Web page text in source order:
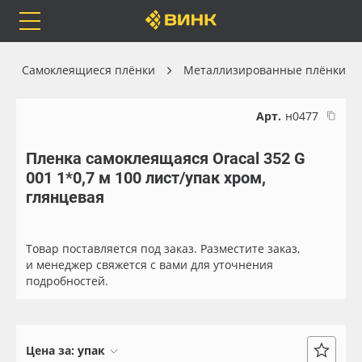
Каталог
Orafol
Бренды
Доставка
Весь каталог
Рулонные материалы
Самоклеящиеся плёнки
Листовые материалы
Самоклеящиеся плёнки Металлизированные плёнки
Арт. н0477
Пленка самоклеящаяся Oracal 352 G
001 1*0,7 м 100 лист/упак хром,
глянцевая
Товар поставляется под заказ. Разместите заказ,
и менеджер свяжется с вами для уточнения
подробностей.
Цена за: упак